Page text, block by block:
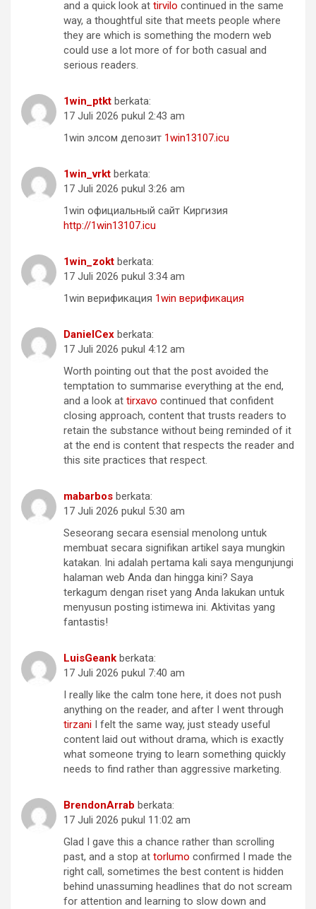
and a quick look at tirvilo continued in the same
way, a thoughtful site that meets people where
they are which is something the modern web
could use a lot more of for both casual and
serious readers.
1win_ptkt berkata:
17 Juli 2026 pukul 2:43 am
1win элсом депозит 1win13107.icu
1win_vrkt berkata:
17 Juli 2026 pukul 3:26 am
1win официальный сайт Киргизия
http://1win13107.icu
1win_zokt berkata:
17 Juli 2026 pukul 3:34 am
1win верификация 1win верификация
DanielCex berkata:
17 Juli 2026 pukul 4:12 am
Worth pointing out that the post avoided the
temptation to summarise everything at the end,
and a look at tirxavo continued that confident
closing approach, content that trusts readers to
retain the substance without being reminded of it
at the end is content that respects the reader and
this site practices that respect.
mabarbos berkata:
17 Juli 2026 pukul 5:30 am
Seseorang secara esensial menolong untuk
membuat secara signifikan artikel saya mungkin
katakan. Ini adalah pertama kali saya mengunjungi
halaman web Anda dan hingga kini? Saya
terkagum dengan riset yang Anda lakukan untuk
menyusun posting istimewa ini. Aktivitas yang
fantastis!
LuisGeank berkata:
17 Juli 2026 pukul 7:40 am
I really like the calm tone here, it does not push
anything on the reader, and after I went through
tirzani I felt the same way, just steady useful
content laid out without drama, which is exactly
what someone trying to learn something quickly
needs to find rather than aggressive marketing.
BrendonArrab berkata:
17 Juli 2026 pukul 11:02 am
Glad I gave this a chance rather than scrolling
past, and a stop at torlumo confirmed I made the
right call, sometimes the best content is hidden
behind unassuming headlines that do not scream
for attention and learning to slow down and